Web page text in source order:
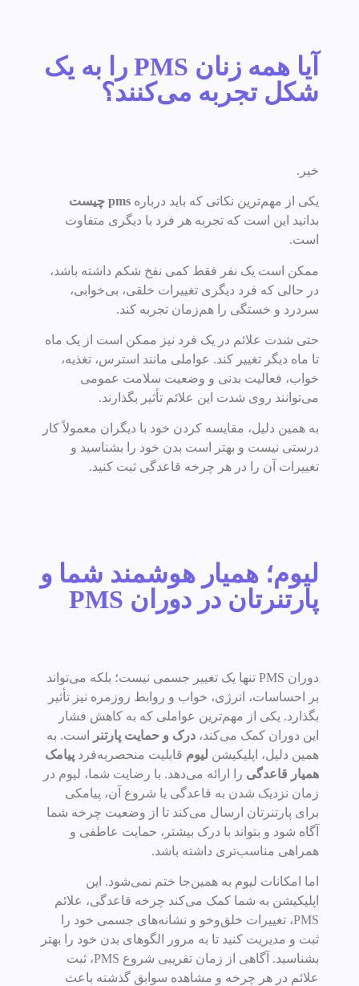
آیا همه زنان PMS را به یک
شکل تجربه می‌کنند؟
خیر.
یکی از مهم‌ترین نکاتی که باید درباره pms چیست
بدانید این است که تجربه هر فرد با دیگری متفاوت
است.
ممکن است یک نفر فقط کمی نفخ شکم داشته باشد،
در حالی که فرد دیگری تغییرات خلقی، بی‌خوابی،
سردرد و خستگی را هم‌زمان تجربه کند.
حتی شدت علائم در یک فرد نیز ممکن است از یک ماه
تا ماه دیگر تغییر کند. عواملی مانند استرس، تغذیه،
خواب، فعالیت بدنی و وضعیت سلامت عمومی
می‌توانند روی شدت این علائم تأثیر بگذارند.
به همین دلیل، مقایسه کردن خود با دیگران معمولاً کار
درستی نیست و بهتر است بدن خود را بشناسید و
تغییرات آن را در هر چرخه قاعدگی ثبت کنید.
لیوم؛ همیار هوشمند شما و
پارتنرتان در دوران PMS
دوران PMS تنها یک تغییر جسمی نیست؛ بلکه می‌تواند
بر احساسات، انرژی، خواب و روابط روزمره نیز تأثیر
بگذارد. یکی از مهم‌ترین عواملی که به کاهش فشار
این دوران کمک می‌کند، درک و حمایت پارتنر
است. به
همین دلیل، اپلیکیشن لیوم قابلیت منحصربه‌فرد پیامک
همیار قاعدگی را ارائه می‌دهد. با رضایت شما، لیوم در
زمان نزدیک شدن به قاعدگی یا شروع آن، پیامکی
برای پارتنرتان ارسال می‌کند تا از وضعیت چرخه شما
آگاه شود و بتواند با درک بیشتر، حمایت عاطفی و
همراهی مناسب‌تری داشته باشد.
اما امکانات لیوم به همین‌جا ختم نمی‌شود. این
اپلیکیشن به شما کمک می‌کند چرخه قاعدگی، علائم
PMS، تغییرات خلق‌وخو و نشانه‌های جسمی خود را
ثبت و مدیریت کنید تا به مرور الگوهای بدن خود را بهتر
بشناسید. آگاهی از زمان تقریبی شروع PMS، ثبت
علائم در هر چرخه و مشاهده سوابق گذشته باعث